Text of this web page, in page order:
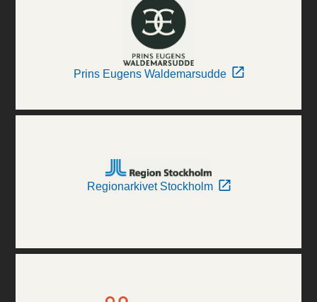
Prins Eugens Waldemarsudde
Regionarkivet Stockholm